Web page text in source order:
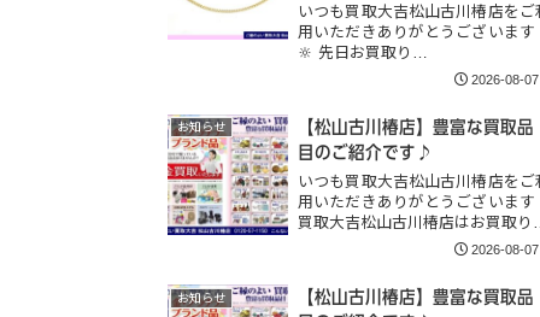
いつも買取大吉松山古川椿店をご
用いただきありがとうございます
🔆 先日お買取り…
2026-08-07
お知らせ
【松山古川椿店】豊富な買取品
目のご紹介です♪
いつも買取大吉松山古川椿店をご
用いただきありがとうございます
買取大吉松山古川椿店はお買取
2026-08-07
お知らせ
【松山古川椿店】豊富な買取品